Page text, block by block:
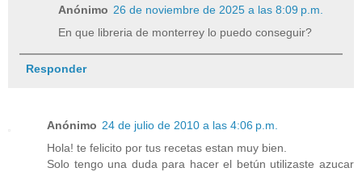
Anónimo 26 de noviembre de 2025 a las 8:09 p.m.
En que libreria de monterrey lo puedo conseguir?
Responder
Anónimo 24 de julio de 2010 a las 4:06 p.m.
Hola! te felicito por tus recetas estan muy bien.
Solo tengo una duda para hacer el betún utilizaste azucar